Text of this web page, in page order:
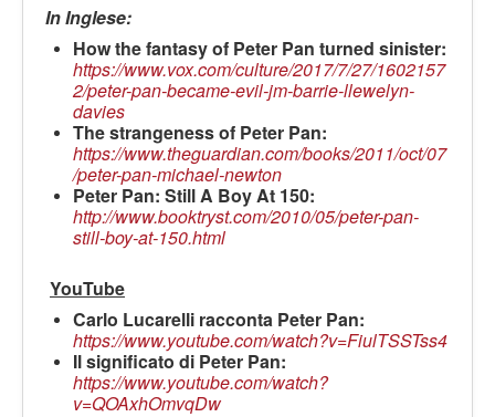
In Inglese:
How the fantasy of Peter Pan turned sinister:
https://www.vox.com/culture/2017/7/27/1602157
2/peter-pan-became-evil-jm-barrie-llewelyn-
davies
The strangeness of Peter Pan:
https://www.theguardian.com/books/2011/oct/07
/peter-pan-michael-newton
Peter Pan: Still A Boy At 150:
http://www.booktryst.com/2010/05/peter-pan-
still-boy-at-150.html
YouTube
Carlo Lucarelli racconta Peter Pan:
https://www.youtube.com/watch?v=FiulTSSTss4
Il significato di Peter Pan:
https://www.youtube.com/watch?
v=QOAxhOmvqDw